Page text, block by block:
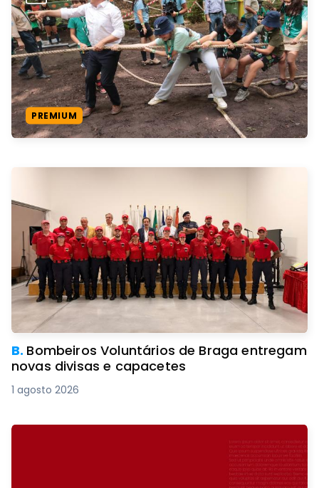
PREMIUM
B. Bombeiros Voluntários de Braga entregam
novas divisas e capacetes
1 agosto 2026